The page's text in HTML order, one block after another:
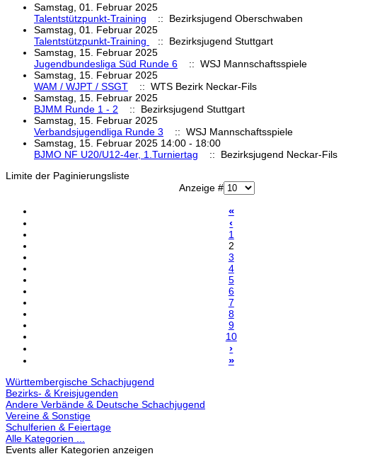
Samstag, 01. Februar 2025
Talentstützpunkt-Training
:: Bezirksjugend Oberschwaben
Samstag, 01. Februar 2025
Talentstützpunkt-Training
:: Bezirksjugend Stuttgart
Samstag, 15. Februar 2025
Jugendbundesliga Süd Runde 6
:: WSJ Mannschaftsspiele
Samstag, 15. Februar 2025
WAM / WJPT / SSGT
:: WTS Bezirk Neckar-Fils
Samstag, 15. Februar 2025
BJMM Runde 1 - 2
:: Bezirksjugend Stuttgart
Samstag, 15. Februar 2025
Verbandsjugendliga Runde 3
:: WSJ Mannschaftsspiele
Samstag, 15. Februar 2025 14:00 - 18:00
BJMO NF U20/U12-4er, 1.Turniertag
:: Bezirksjugend Neckar-Fils
Limite der Paginierungsliste
Anzeige #
«
‹
1
2
3
4
5
6
7
8
9
10
›
»
Württembergische Schachjugend
Bezirks- & Kreisjugenden
Andere Verbände & Deutsche Schachjugend
Vereine & Sonstige
Schulferien & Feiertage
Alle Kategorien ...
Events aller Kategorien anzeigen